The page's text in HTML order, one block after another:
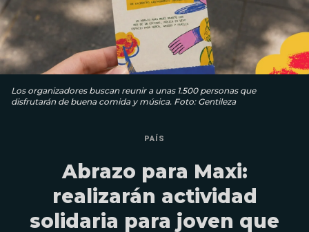
Los organizadores buscan reunir a unas 1.500 personas que
disfrutarán de buena comida y música. Foto: Gentileza
PAÍS
Abrazo para Maxi:
realizarán actividad
solidaria para joven que